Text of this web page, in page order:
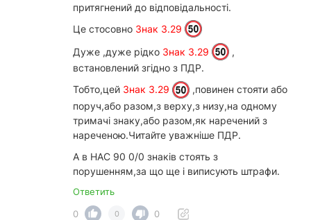
притягнений до відповідальності.
Це стосовно Знак 3.29
Дуже ,дуже рідко Знак 3.29
,
встановлений згідно з ПДР.
Тобто,цей Знак 3.29
,повинен стояти або
поруч,або разом,з верху,з низу,на одному
тримачі знаку,або разом,як наречений з
нареченою.Читайте уважніше ПДР.
А в НАС 90 0/0 знаків стоять з
порушенням,за що ще і виписують штрафи.
Ответить
0
0 0